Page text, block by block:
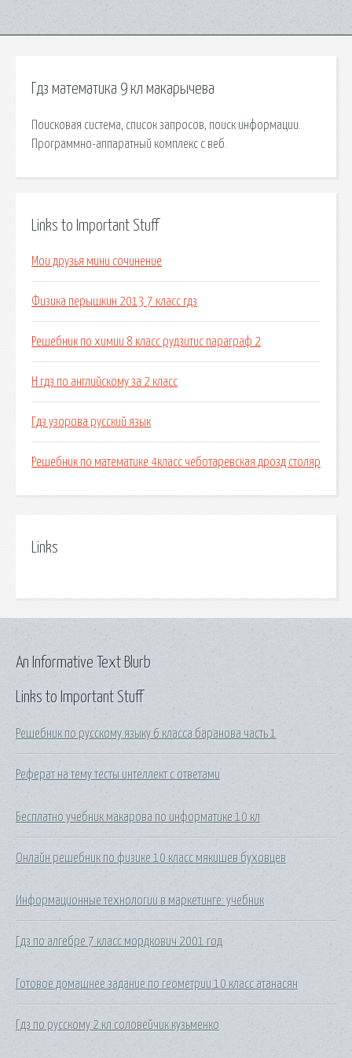
Гдз математика 9 кл макарычева
Поисковая сиcтема, список запросов, поиск информации.
Программно-аппаратный комплекс с веб.
Links to Important Stuff
Мои друзья мини сочинение
Физика перышкин 2013 7 класс гдз
Решебник по химии 8 класс рудзитис параграф 2
H гдз по английскому за 2 класс
Гдз узорова русский язык
Решебник по математике 4класс чеботаревская дрозд столяр
Links
Links to Important Stuff
Решебник по русскому языку 6 класса баранова часть 1
Реферат на тему тесты интеллект с ответами
Бесплатно учебник макарова по информатике 10 кл
Онлайн решебник по физике 10 класс мякишев буховцев
Информационные технологии в маркетинге: учебник
Гдз по алгебре 7 класс мордкович 2001 год
Готовое домашнее задание по геометрии 10 класс атанасян
Гдз по русскому 2 кл соловейчик кузьменко
An Informative Text Blurb